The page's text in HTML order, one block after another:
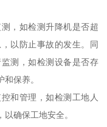
，如检测升降机是否超
以防止事故的发生。同
测，如检测设备是否存
保养。
和管理，如检测工地人
确保工地安全。